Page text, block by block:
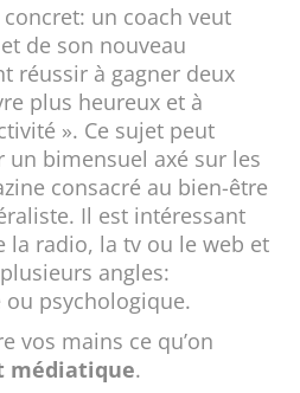
un coach veut
de son nouveau
réussir à gagner deux
plus heureux et à
». Ce sujet peut
bimensuel axé sur les
consacré au bien-être
Il est intéressant
radio, la tv ou le web et
angles:
psychologique.
vos mains ce qu’on
médiatique.